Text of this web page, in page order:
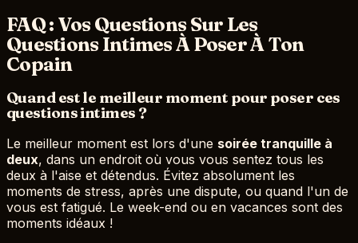
FAQ : Vos Questions Sur Les
Questions Intimes À Poser À Ton
Copain
Quand est le meilleur moment pour poser ces
questions intimes ?
Le meilleur moment est lors d'une soirée tranquille à
deux, dans un endroit où vous vous sentez tous les
deux à l'aise et détendus. Évitez absolument les
moments de stress, après une dispute, ou quand l'un de
vous est fatigué. Le week-end ou en vacances sont des
moments idéaux !